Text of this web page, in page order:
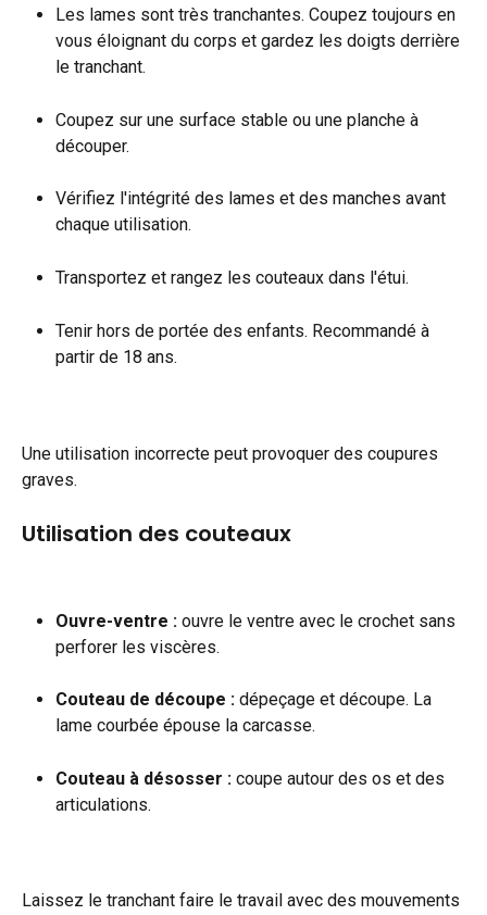
Les lames sont très tranchantes. Coupez toujours en
vous éloignant du corps et gardez les doigts derrière
le tranchant.
Coupez sur une surface stable ou une planche à
découper.
Vérifiez l'intégrité des lames et des manches avant
chaque utilisation.
Transportez et rangez les couteaux dans l'étui.
Tenir hors de portée des enfants. Recommandé à
partir de 18 ans.
Une utilisation incorrecte peut provoquer des coupures
graves.
Utilisation des couteaux
Ouvre-ventre : ouvre le ventre avec le crochet sans
perforer les viscères.
Couteau de découpe : dépeçage et découpe. La
lame courbée épouse la carcasse.
Couteau à désosser : coupe autour des os et des
articulations.
Laissez le tranchant faire le travail avec des mouvements